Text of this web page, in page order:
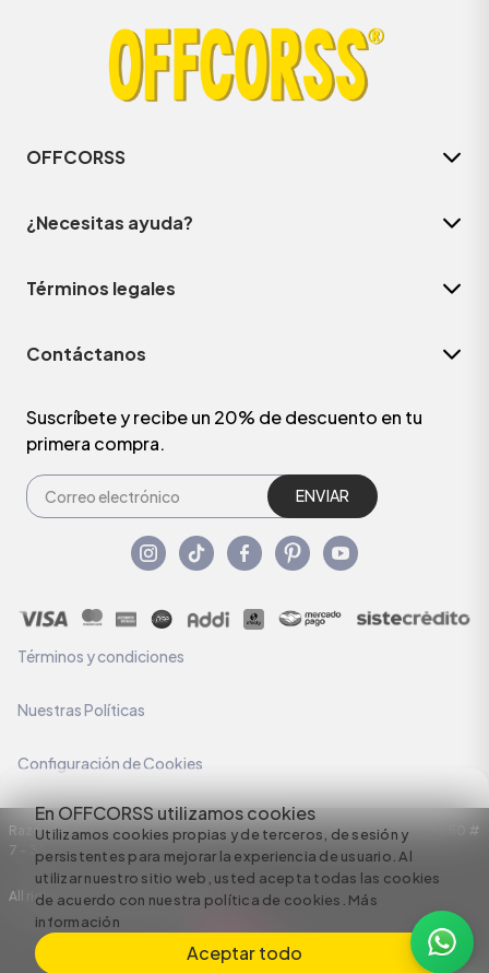
En OFFCORSS utilizamos cookies
Utilizamos cookies propias y de terceros, de sesión y
persistentes para mejorar la experiencia de usuario. Al
utilizar nuestro sitio web, usted acepta todas las cookies
de acuerdo con nuestra política de cookies. Más
información
Aceptar todo
OFFCORSS
¿Necesitas ayuda?
Términos legales
Contáctanos
Suscríbete y recibe un 20% de descuento en tu
primera compra.
ENVIAR
Términos y condiciones
Nuestras Políticas
Configuración de Cookies
Razón Social: C.I HERMECO S.A. NIT: 890924167-6 Dirección: Carrera 50 #
7 – 35
All rights reserved empowered by